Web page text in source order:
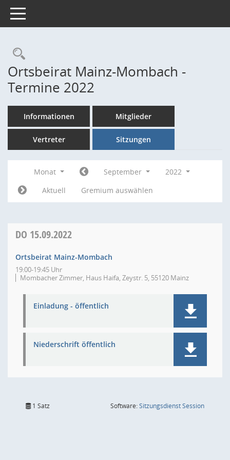
Toggle navigation
Rechercheauswahl
Ortsbeirat Mainz-Mombach -
Termine 2022
Informationen Mitglieder
Vertreter Sitzungen
Monat September
2022
Aktuell
Gremium auswählen
DO 15.09.2022
Ortsbeirat Mainz-Mombach
19:00-19:45 Uhr
Mombacher Zimmer, Haus Haifa, Zeystr. 5, 55120 Mainz
Einladung - öffentlich
Niederschrift öffentlich
1 Satz Software:SitzungsdienstSession(Wird in